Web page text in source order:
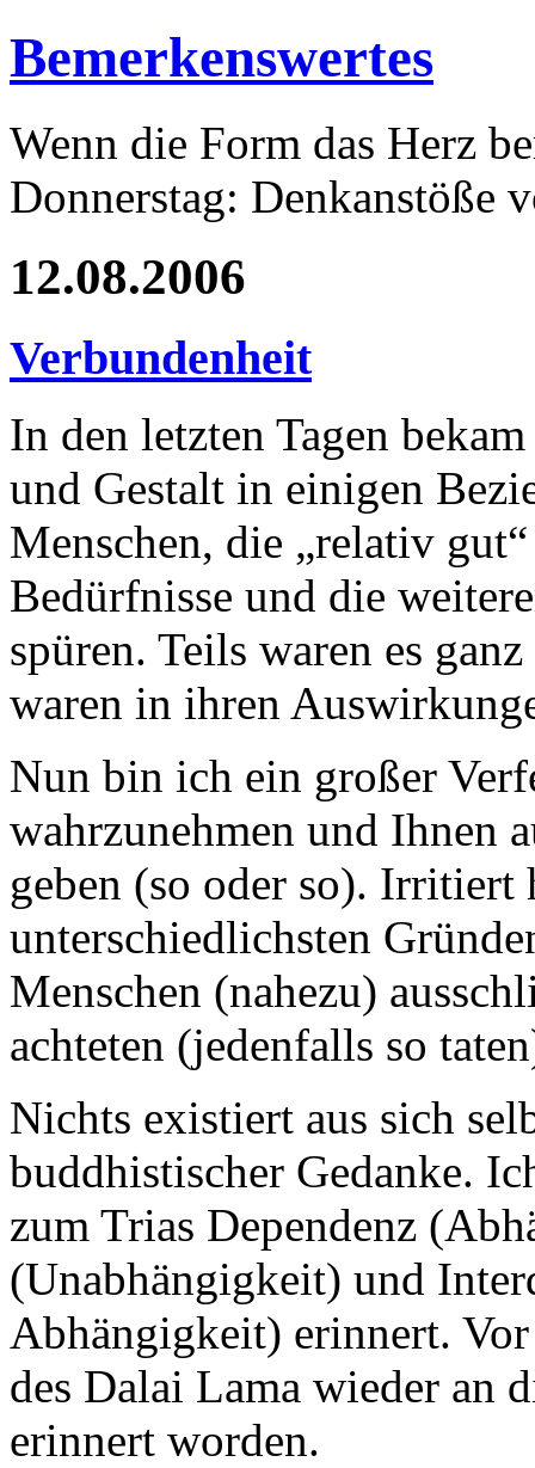
Bemerkenswertes
Wenn die Form das Herz
Donnerstag: Denkanstöße
12.08.2006
Verbundenheit
In den letzten Tagen
und Gestalt in einigen
Menschen, die „relativ
Bedürfnisse und die
spüren. Teils waren es
waren in ihren
Nun bin ich ein großer
wahrzunehmen und Ihnen
geben (so oder so). Irritiert
unterschiedlichsten
Menschen (nahezu)
achteten (jedenfalls so
Nichts existiert aus sich
buddhistischer Gedanke.
zum Trias Dependenz
(Unabhängigkeit) und
Abhängigkeit) erinnert.
des Dalai Lama wieder an
erinnert worden.